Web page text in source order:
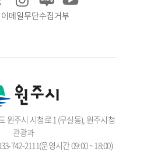
이메일무단수집거부
원주시 시청로 1 (무실동), 원주시청
관광과
742-2111(운영시간 09:00 ~ 18:00)